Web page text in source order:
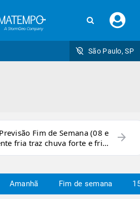
seu
São Paulo, SP
Fim de Semana (08 e
fria traz chuva forte e frio
arrow_forward
Amanhã Fim de semana